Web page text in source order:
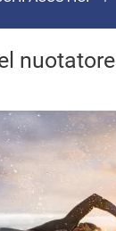
nuotatore